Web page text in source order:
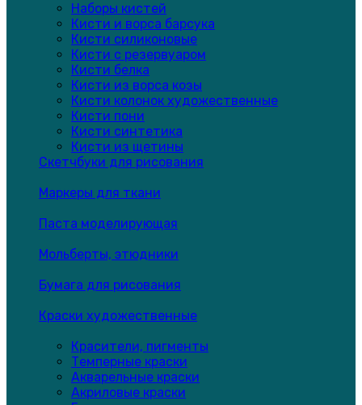
Наборы кистей
Кисти и ворса барсука
Кисти силиконовые
Кисти с резервуаром
Кисти белка
Кисти из ворса козы
Кисти колонок художественные
Кисти пони
Кисти синтетика
Кисти из щетины
Скетчбуки для рисования
Маркеры для ткани
Паста моделирующая
Мольберты, этюдники
Бумага для рисования
Краски художественные
Красители, пигменты
Темперные краски
Акварельные краски
Акриловые краски